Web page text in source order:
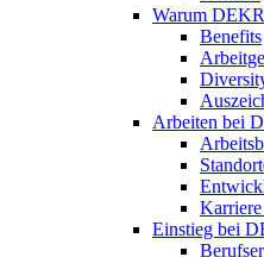
Warum
Benefits
Arbeiten bei
Einstieg bei